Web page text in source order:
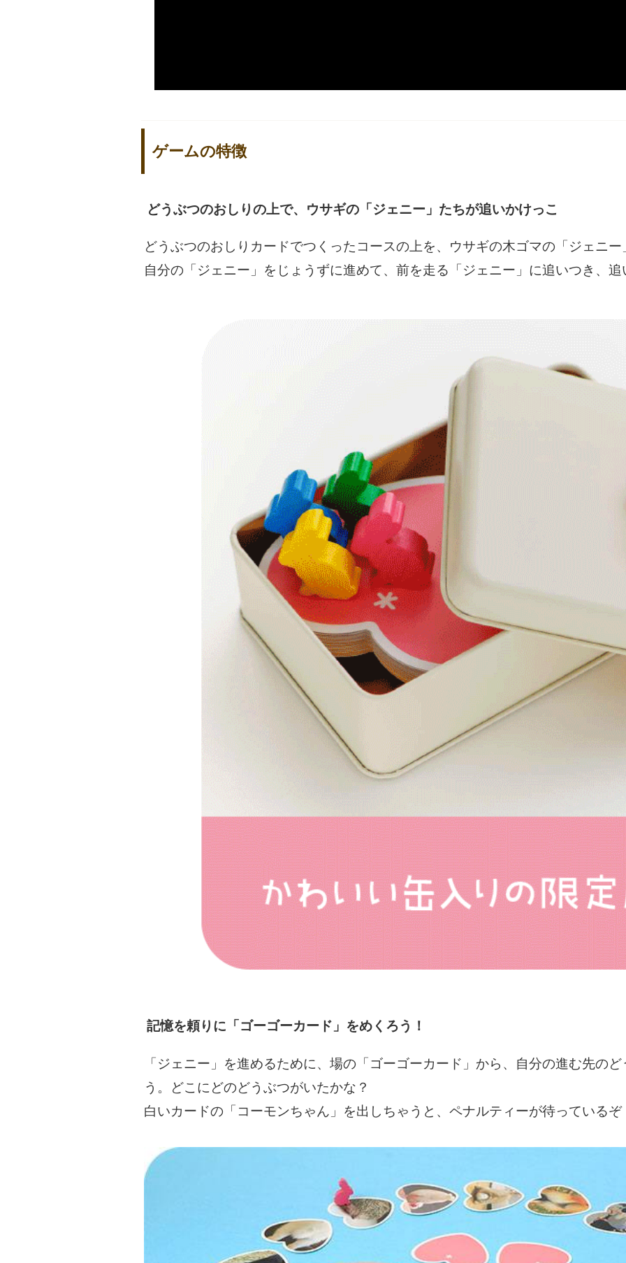
ゲームの特徴
どうぶつのおしりの上で、ウサギの「ジェニー」たちが追いかけっこ
どうぶつのおしりカードでつくったコースの上を、ウサギの木ゴマの「ジェニー
自分の「ジェニー」をじょうずに進めて、前を走る「ジェニー」に追いつき、追
記憶を頼りに「ゴーゴーカード」をめくろう！
「ジェニー」を進めるために、場の「ゴーゴーカード」から、自分の進む先の
う。どこにどのどうぶつがいたかな？
白いカードの「コーモンちゃん」を出しちゃうと、ペナルティーが待っているぞ